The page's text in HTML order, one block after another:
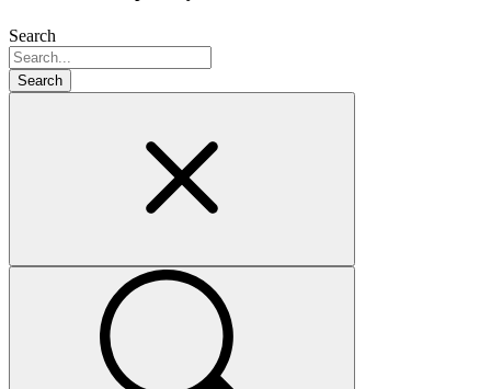
Search